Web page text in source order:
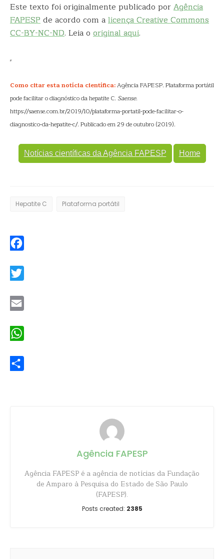
Este texto foi originalmente publicado porAgência
FAPESPde acordo com alicença Creative Commons
CC-BY-NC-ND. Leia o original aqui.
Como citar esta notícia científica:Agência FAPESP. Plataforma portátil
pode facilitar o diagnóstico da hepatite C. Saense.
https://saense.com.br/2019/10/plataforma-portatil-pode-facilitar-o-
diagnostico-da-hepatite-c/. Publicado em 29 de outubro (2019).
Notícias científicas da Agência FAPESP Home
Hepatite C Plataforma portátil
Agência FAPESP
Agência FAPESP é a agência de notícias da Fundação
de Amparo à Pesquisa do Estado de São Paulo
(FAPESP).
Posts created: 2385